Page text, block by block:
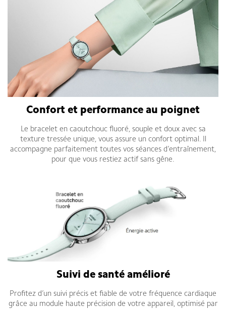
Confort et performance au poignet
Le bracelet en caoutchouc fluoré, souple et doux avec sa
texture tressée unique, vous assure un confort optimal. Il
accompagne parfaitement toutes vos séances d’entraînement,
pour que vous restiez actif sans gêne.
Suivi de santé amélioré
Profitez d’un suivi précis et fiable de votre fréquence cardiaque
grâce au module haute précision de votre appareil, optimisé par